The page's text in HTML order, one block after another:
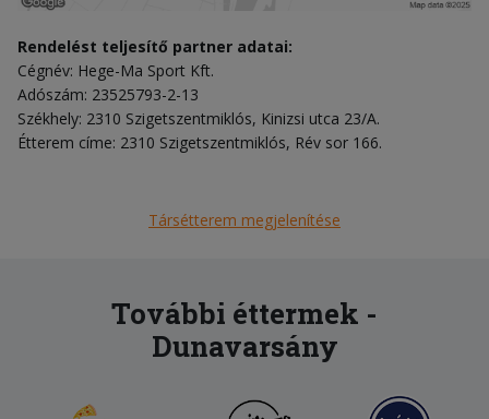
Rendelést teljesítő partner adatai:
Cégnév: Hege-Ma Sport Kft.
Adószám: 23525793-2-13
Székhely: 2310 Szigetszentmiklós, Kinizsi utca 23/A.
Étterem címe: 2310 Szigetszentmiklós, Rév sor 166.
Társétterem megjelenítése
További éttermek -
Dunavarsány